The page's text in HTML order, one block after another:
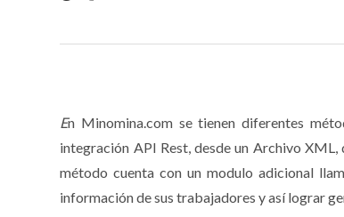
En Minomina.com se tienen diferentes
integración API Rest, desde un Archivo
método cuenta con un modulo adicional
información de sus trabajadores y así lograr